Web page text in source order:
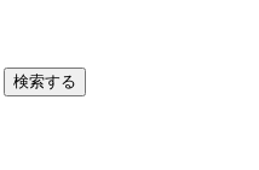
検索する